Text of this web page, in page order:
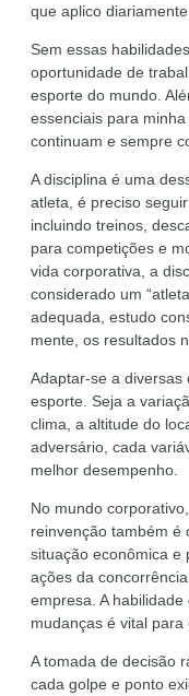
que aplico
Sem essas
oportunidade de
esporte do mundo.
essenciais para
continuam e sempre
A disciplina é uma
atleta, é preciso
incluindo treinos,
para competições e
vida corporativa, a
considerado um
adequada, estudo
mente, os resultados
Adaptar-se a diversas
esporte. Seja a
clima, a altitude do
adversário, cada
melhor desempenho.
No mundo
reinvenção também é
situação econômica e
ações da
empresa. A
mudanças é vital para
A tomada de decisão
cada golpe e ponto